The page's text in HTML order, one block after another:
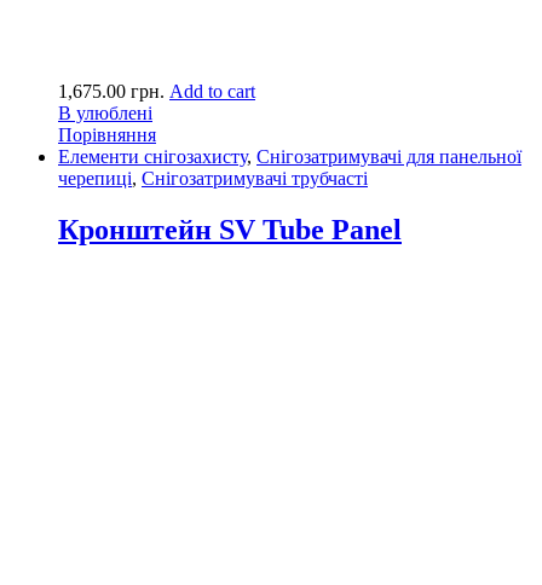
1,675.00 грн. Add to cart
В улюблені
Порівняння
Елементи снігозахисту, Снігозатримувачі для панельної
черепиці, Снігозатримувачі трубчасті
Кронштейн SV Tube Panel